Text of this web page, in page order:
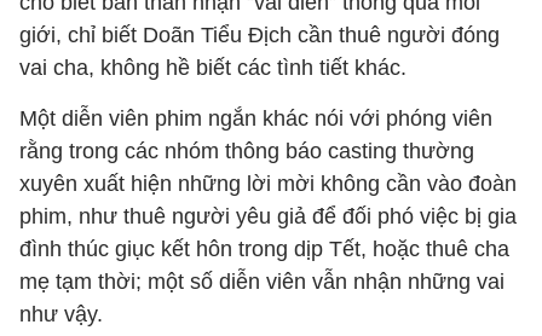
giới, chỉ biết Doãn Tiểu Địch cần thuê người đóng
vai cha, không hề biết các tình tiết khác.
Một diễn viên phim ngắn khác nói với phóng viên
rằng trong các nhóm thông báo casting thường
xuyên xuất hiện những lời mời không cần vào đoàn
phim, như thuê người yêu giả để đối phó việc bị gia
đình thúc giục kết hôn trong dịp Tết, hoặc thuê cha
mẹ tạm thời; một số diễn viên vẫn nhận những vai
như vậy.